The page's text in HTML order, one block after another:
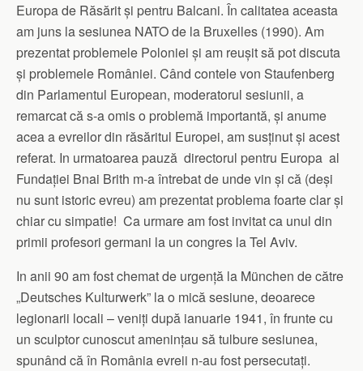
Europa de Răsărit și pentru Balcani. În calitatea aceasta
am juns la sesiunea NATO de la Bruxelles (1990). Am
prezentat problemele Poloniei și am reușit să pot discuta
și problemele României. Când contele von Staufenberg
din Parlamentul European, moderatorul sesiunii, a
remarcat că s-a omis o problemă importantă, și anume
acea a evreilor din răsăritul Europei, am susținut și acest
referat. In urmatoarea pauză directorul pentru Europa al
Fundației Bnai Brith m-a întrebat de unde vin și că (deși
nu sunt istoric evreu) am prezentat problema foarte clar și
chiar cu simpatie! Ca urmare am fost invitat ca unul din
primii profesori germani la un congres la Tel Aviv.
In anii 90 am fost chemat de urgență la München de către
„Deutsches Kulturwerk” la o mică sesiune, deoarece
legionarii locali – veniți după ianuarie 1941, în frunte cu
un sculptor cunoscut amenințau să tulbure sesiunea,
spunând că în România evreii n-au fost persecutați.